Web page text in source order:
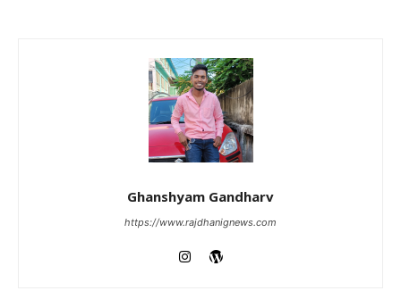
Ghanshyam Gandharv
https://www.rajdhanignews.com